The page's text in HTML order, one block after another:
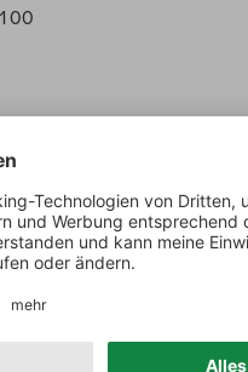
Rosé Sekt
Rosé, überaus florale
Säure, balanciert